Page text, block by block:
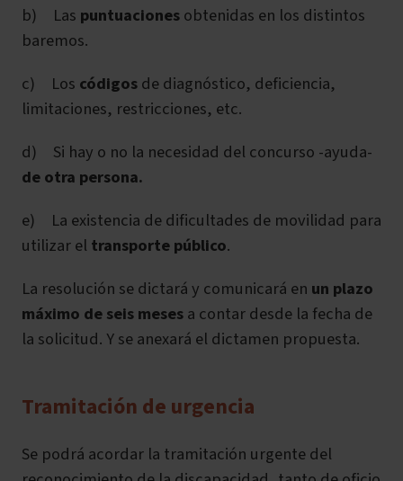
b) Las puntuacionesobtenidas en los distintos
baremos.
c) Los códigosde diagnóstico, deficiencia,
limitaciones, restricciones, etc.
d) Si hay o no la necesidad del concurso -ayuda-
de otra persona.
e) La existencia de dificultades de movilidad para
utilizar el transporte público.
La resolución se dictará y comunicará en un plazo
máximo de seis mesesa contar desde la fecha de
la solicitud. Y se anexará el dictamen propuesta.
Tramitación de urgencia
Se podrá acordar la tramitación urgente del